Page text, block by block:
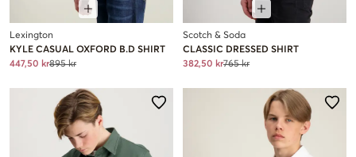
Lexington
KYLE CASUAL OXFORD B.D SHIRT
447,50 kr895 kr
Scotch & Soda
CLASSIC DRESSED SHIRT
382,50 kr765 kr